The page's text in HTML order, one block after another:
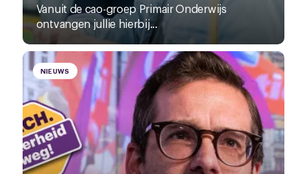
Vanuit de cao-groep Primair Onderwijs
ontvangen jullie hierbij...
NIEUWS